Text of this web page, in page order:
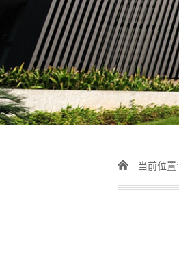
当前位置: